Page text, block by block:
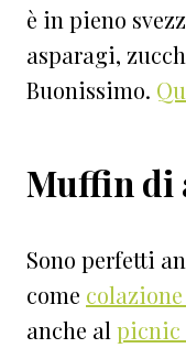
è in pieno
asparagi,
Buonissimo.
Muffin di
Sono perfetti
come
anche al picnic